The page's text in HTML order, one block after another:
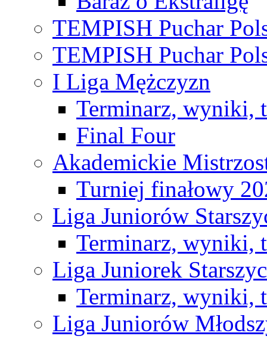
TEMPISH Puchar
TEMPISH Puchar
I Liga Mężczyzn
Terminarz, wyniki,
Final Four
Akademickie
Turniej finałowy
Liga Juniorów
Terminarz, wyniki,
Liga Juniorek
Terminarz, wyniki,
Liga Juniorów